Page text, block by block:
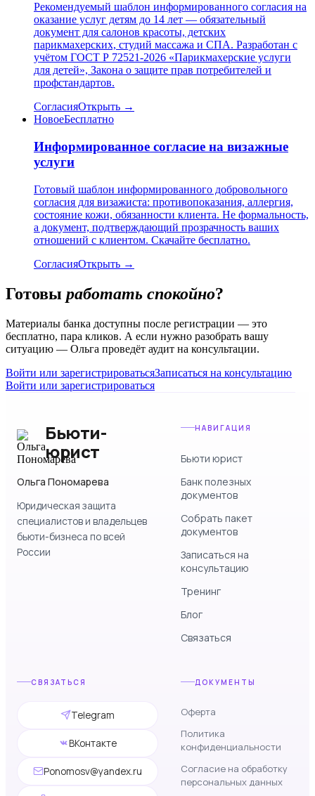
Рекомендуемый шаблон информированного согласия на
оказание услуг детям до 14 лет — обязательный
документ для салонов красоты, детских
парикмахерских, студий массажа и СПА. Разработан с
учётом ГОСТ Р 72521-2026 «Парикмахерские услуги
для детей», Закона о защите прав потребителей и
профстандартов.
СогласияОткрыть →
НовоеБесплатно
Информированное согласие на визажные
услуги
Готовый шаблон информированного добровольного
согласия для визажиста: противопоказания, аллергия,
состояние кожи, обязанности клиента. Не формальность,
а документ, подтверждающий прозрачность ваших
отношений с клиентом. Скачайте бесплатно.
СогласияОткрыть →
Готовы работать спокойно?
Материалы банка доступны после регистрации — это
бесплатно, пара кликов. А если нужно разобрать вашу
ситуацию — Ольга проведёт аудит на консультации.
Войти или зарегистрироватьсяЗаписаться на консультацию
Войти или зарегистрироваться
Бьюти-
юрист
Ольга Пономарева
Юридическая защита
специалистов и владельцев
бьюти-бизнеса по всей
России
НАВИГАЦИЯ
Бьюти юрист
Банк полезных
документов
Собрать пакет
документов
Записаться на
консультацию
Тренинг
Блог
Связаться
СВЯЗАТЬСЯ
Telegram
ВКонтакте
Ponomosv@yandex.ru
ДОКУМЕНТЫ
Оферта
Политика
конфиденциальности
Согласие на обработку
персональных данных